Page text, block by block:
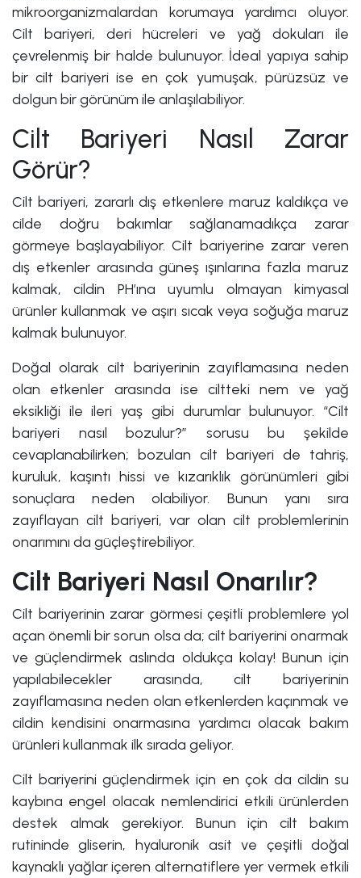
mikroorganizmalardan korumaya yardımcı oluyor.
Cilt bariyeri, deri hücreleri ve yağ dokuları ile
çevrelenmiş bir halde bulunuyor. İdeal yapıya sahip
bir cilt bariyeri ise en çok yumuşak, pürüzsüz ve
dolgun bir görünüm ile anlaşılabiliyor.
Cilt Bariyeri Nasıl Zarar
Görür?
Cilt bariyeri, zararlı dış etkenlere maruz kaldıkça ve
cilde doğru bakımlar sağlanamadıkça zarar
görmeye başlayabiliyor. Cilt bariyerine zarar veren
dış etkenler arasında güneş ışınlarına fazla maruz
kalmak, cildin PH’ına uyumlu olmayan kimyasal
ürünler kullanmak ve aşırı sıcak veya soğuğa maruz
kalmak bulunuyor.
Doğal olarak cilt bariyerinin zayıflamasına neden
olan etkenler arasında ise ciltteki nem ve yağ
eksikliği ile ileri yaş gibi durumlar bulunuyor. “Cilt
bariyeri nasıl bozulur?” sorusu bu şekilde
cevaplanabilirken; bozulan cilt bariyeri de tahriş,
kuruluk, kaşıntı hissi ve kızarıklık görünümleri gibi
sonuçlara neden olabiliyor. Bunun yanı sıra
zayıflayan cilt bariyeri, var olan cilt problemlerinin
onarımını da güçleştirebiliyor.
Cilt Bariyeri Nasıl Onarılır?
Cilt bariyerinin zarar görmesi çeşitli problemlere yol
açan önemli bir sorun olsa da; cilt bariyerini onarmak
ve güçlendirmek aslında oldukça kolay! Bunun için
yapılabilecekler arasında, cilt bariyerinin
zayıflamasına neden olan etkenlerden kaçınmak ve
cildin kendisini onarmasına yardımcı olacak bakım
ürünleri kullanmak ilk sırada geliyor.
Cilt bariyerini güçlendirmek için en çok da cildin su
kaybına engel olacak nemlendirici etkili ürünlerden
destek almak gerekiyor. Bunun için cilt bakım
rutininde gliserin, hyaluronik asit ve çeşitli doğal
kaynaklı yağlar içeren alternatiflere yer vermek etkili